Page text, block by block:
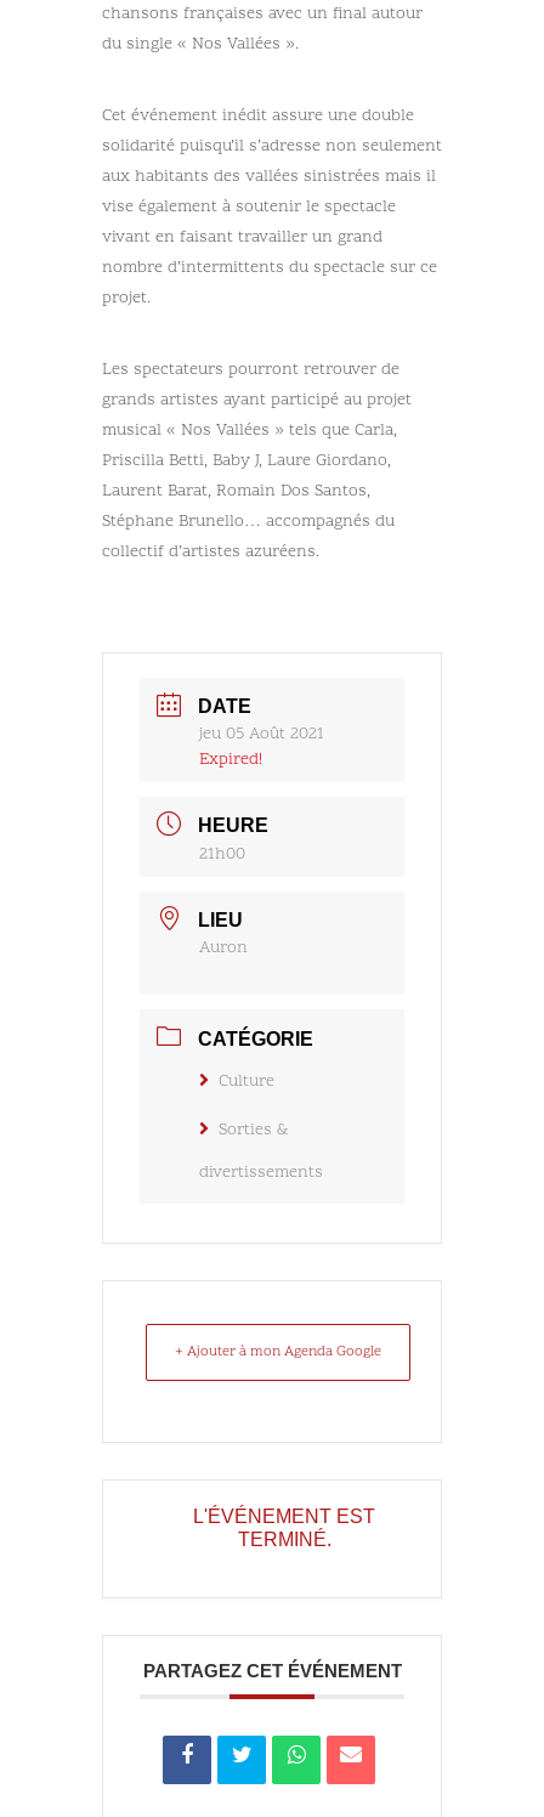
chansons françaises avec un final autour
du single « Nos Vallées ».
Cet événement inédit assure une double
solidarité puisqu’il s’adresse non seulement
aux habitants des vallées sinistrées mais il
vise également à soutenir le spectacle
vivant en faisant travailler un grand
nombre d’intermittents du spectacle sur ce
projet.
Les spectateurs pourront retrouver de
grands artistes ayant participé au projet
musical « Nos Vallées » tels que Carla,
Priscilla Betti, Baby J, Laure Giordano,
Laurent Barat, Romain Dos Santos,
Stéphane Brunello… accompagnés du
collectif d’artistes azuréens.
DATE
jeu 05 Août 2021
Expired!
HEURE
21h00
LIEU
Auron
CATÉGORIE
Culture
Sorties &
divertissements
+ Ajouter à mon Agenda Google
L'ÉVÉNEMENT EST
TERMINÉ.
PARTAGEZ CET ÉVÉNEMENT